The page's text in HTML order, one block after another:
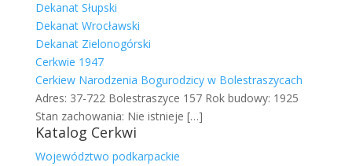
Dekanat Słupski
Dekanat Wrocławski
Dekanat Zielonogórski
Cerkwie 1947
Cerkiew Narodzenia Bogurodzicy w Bolestraszycach
Adres: 37-722 Bolestraszyce 157 Rok budowy: 1925
Stan zachowania: Nie istnieje […]
Katalog Cerkwi
Województwo podkarpackie